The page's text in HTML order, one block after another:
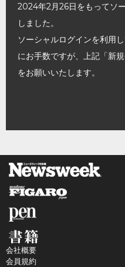
2024年2月26日をもってソ
しました。
ソーシャルログインを利用
にお手数ですが、上記「新
をお願いいたします。
会社概要
会員規約